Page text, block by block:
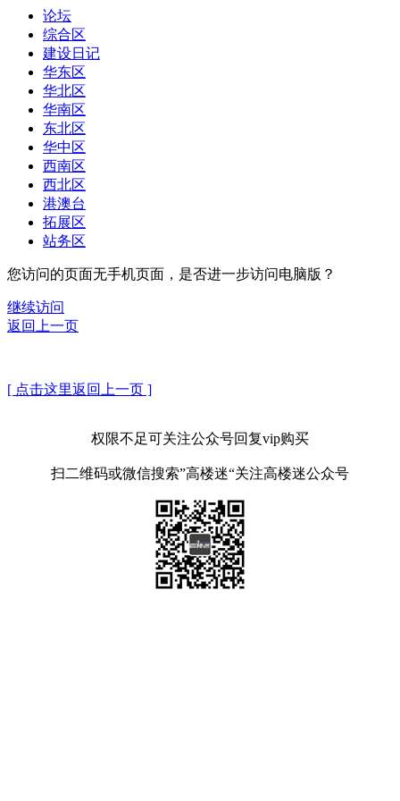
论坛
综合区
建设日记
华东区
华北区
华南区
东北区
华中区
西南区
西北区
港澳台
拓展区
站务区
您访问的页面无手机页面，是否进一步访问电脑版？
继续访问
返回上一页
[ 点击这里返回上一页 ]
权限不足可关注公众号回复vip购买
扫二维码或微信搜索”高楼迷“关注高楼迷公众号